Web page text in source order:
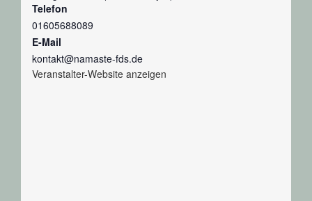
Telefon
01605688089
E-Mail
kontakt@namaste-fds.de
Veranstalter-Website anzeigen